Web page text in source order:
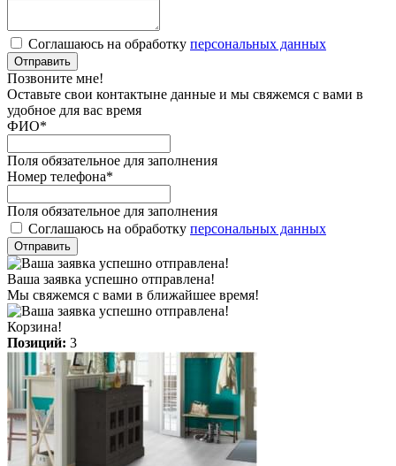
Соглашаюсь на обработку персональных данных
Отправить
Позвоните мне!
Оставьте свои контактыне данные и мы свяжемся с вами в
удобное для вас время
ФИО*
Поля обязательное для заполнения
Номер телефона*
Поля обязательное для заполнения
Соглашаюсь на обработку персональных данных
Отправить
Ваша заявка успешно отправлена!
Мы свяжемся с вами в ближайшее время!
Корзина!
Позиций: 3